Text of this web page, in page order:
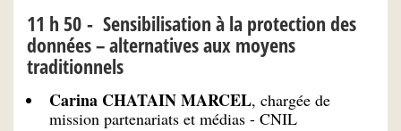
11 h 50 - Sensibilisation à la protection des
données – alternatives aux moyens
traditionnels
Carina CHATAIN MARCEL, chargée de
mission partenariats et médias - CNIL